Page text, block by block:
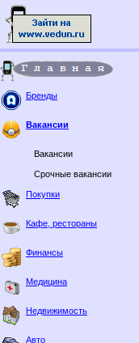
Бренды
Вакансии
Вакансии
Срочные вакансии
Покупки
Кафе, рестораны
Финансы
Медицина
Недвижимость
Авто